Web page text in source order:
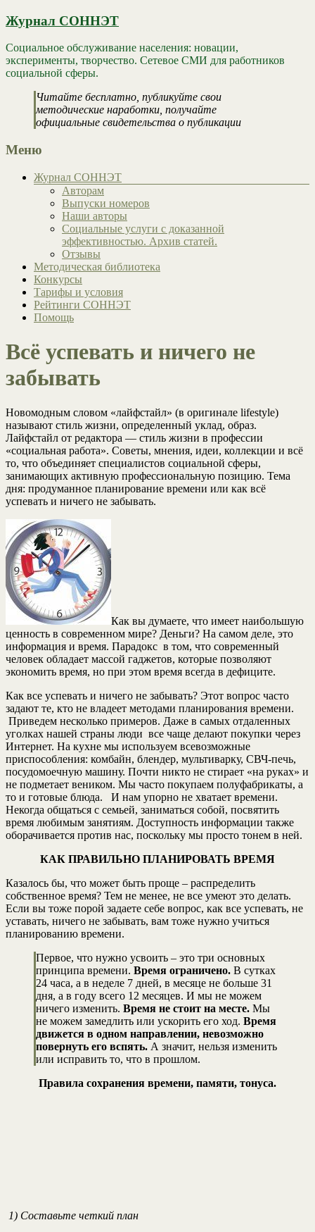
Журнал СОННЭТ
Социальное обслуживание населения: новации,
эксперименты, творчество. Сетевое СМИ для работников
социальной сферы.
Читайте бесплатно, публикуйте свои
методические наработки, получайте
официальные свидетельства о публикации
Меню
Журнал СОННЭТ
Авторам
Выпуски номеров
Наши авторы
Социальные услуги с доказанной
эффективностью. Архив статей.
Отзывы
Методическая библиотека
Конкурсы
Тарифы и условия
Рейтинги СОННЭТ
Помощь
Всё успевать и ничего не
забывать
Новомодным словом «лайфстайл» (в оригинале lifestyle)
называют стиль жизни, определенный уклад, образ.
Лайфстайл от редактора — стиль жизни в профессии
«социальная работа». Советы, мнения, идеи, коллекции и всё
то, что объединяет специалистов социальной сферы,
занимающих активную профессиональную позицию. Тема
дня: продуманное планирование времени или как всё
успевать и ничего не забывать.
Как вы думаете, что имеет наибольшую
ценность в современном мире? Деньги? На самом деле, это
информация и время. Парадокс в том, что современный
человек обладает массой гаджетов, которые позволяют
экономить время, но при этом время всегда в дефиците.
Как все успевать и ничего не забывать? Этот вопрос часто
задают те, кто не владеет методами планирования времени.
Приведем несколько примеров. Даже в самых отдаленных
уголках нашей страны люди все чаще делают покупки через
Интернет. На кухне мы используем всевозможные
приспособления: комбайн, блендер, мультиварку, СВЧ-печь,
посудомоечную машину. Почти никто не стирает «на руках» и
не подметает веником. Мы часто покупаем полуфабрикаты, а
то и готовые блюда. И нам упорно не хватает времени.
Некогда общаться с семьей, заниматься собой, посвятить
время любимым занятиям. Доступность информации также
оборачивается против нас, поскольку мы просто тонем в ней.
КАК ПРАВИЛЬНО ПЛАНИРОВАТЬ ВРЕМЯ
Казалось бы, что может быть проще – распределить
собственное время? Тем не менее, не все умеют это делать.
Если вы тоже порой задаете себе вопрос, как все успевать, не
уставать, ничего не забывать, вам тоже нужно учиться
планированию времени.
Первое, что нужно усвоить – это три основных
принципа времени. Время ограничено. В сутках
24 часа, а в неделе 7 дней, в месяце не больше 31
дня, а в году всего 12 месяцев. И мы не можем
ничего изменить. Время не стоит на месте. Мы
не можем замедлить или ускорить его ход. Время
движется в одном направлении, невозможно
повернуть его вспять. А значит, нельзя изменить
или исправить то, что в прошлом.
Правила сохранения времени, памяти, тонуса.
1) Составьте четкий план